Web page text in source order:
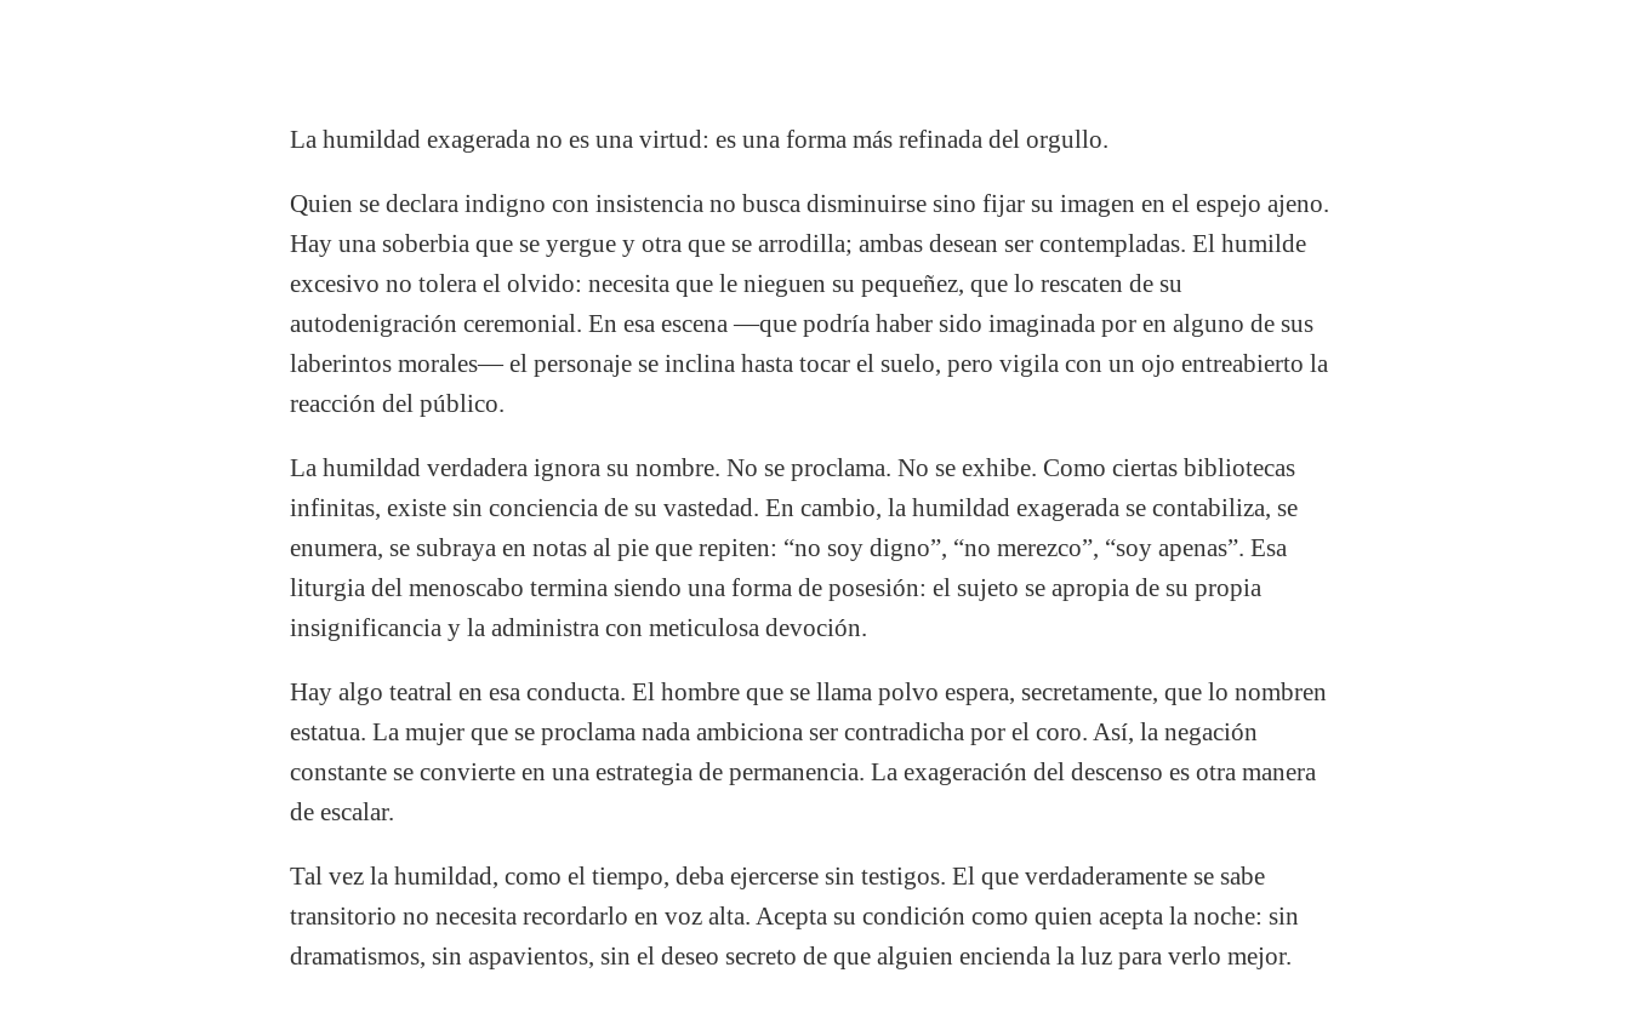
La humildad exagerada no es una virtud: es una forma más refinada del orgullo.
Quien se declara indigno con insistencia no busca disminuirse sino fijar su imagen en el espejo ajeno.
Hay una soberbia que se yergue y otra que se arrodilla; ambas desean ser contempladas. El humilde
excesivo no tolera el olvido: necesita que le nieguen su pequeñez, que lo rescaten de su
autodenigración ceremonial. En esa escena —que podría haber sido imaginada por en alguno de sus
laberintos morales— el personaje se inclina hasta tocar el suelo, pero vigila con un ojo entreabierto la
reacción del público.
La humildad verdadera ignora su nombre. No se proclama. No se exhibe. Como ciertas bibliotecas
infinitas, existe sin conciencia de su vastedad. En cambio, la humildad exagerada se contabiliza, se
enumera, se subraya en notas al pie que repiten: “no soy digno”, “no merezco”, “soy apenas”. Esa
liturgia del menoscabo termina siendo una forma de posesión: el sujeto se apropia de su propia
insignificancia y la administra con meticulosa devoción.
Hay algo teatral en esa conducta. El hombre que se llama polvo espera, secretamente, que lo nombren
estatua. La mujer que se proclama nada ambiciona ser contradicha por el coro. Así, la negación
constante se convierte en una estrategia de permanencia. La exageración del descenso es otra manera
de escalar.
Tal vez la humildad, como el tiempo, deba ejercerse sin testigos. El que verdaderamente se sabe
transitorio no necesita recordarlo en voz alta. Acepta su condición como quien acepta la noche: sin
dramatismos, sin aspavientos, sin el deseo secreto de que alguien encienda la luz para verlo mejor.